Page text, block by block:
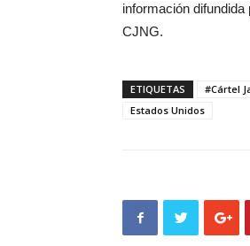
información
CJNG.
ETIQUETAS #Cártel
Estados Unidos